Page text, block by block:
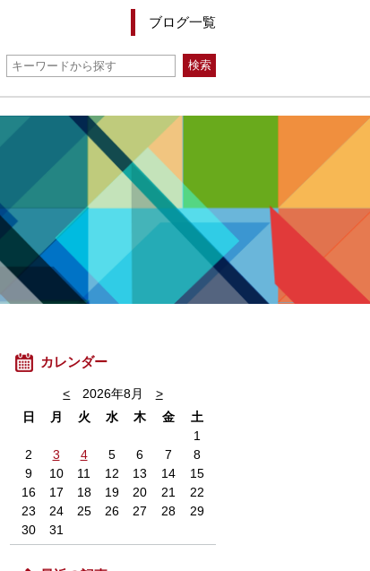
ブログ一覧
カレンダー
< 2026年8月
>
日
月 火 水 木 金
土
1
2
3 4 5 6 7
8
9
10 11 12 13 14
15
16
17 18 19 20 21
22
23
24 25 26 27 28
29
30
31